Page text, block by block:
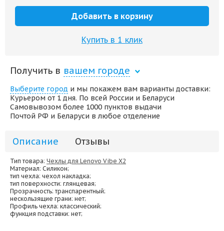
Добавить в корзину
Купить в 1 клик
Получить в вашем городе
Выберите город и мы покажем вам варианты доставки:
Курьером от 1 дня. По всей России и Беларуси
Самовывозом более 1000 пунктов выдачи
Почтой РФ и Беларуси в любое отделение
Описание Отзывы
Тип товара: Чехлы для Lenovo Vibe X2
Материал: Силикон;
тип чехла: чехол накладка;
тип поверхности: глянцевая;
Прозрачность: транспарентный;
нескользящие грани: нет;
Профиль чехла: классический;
функция подставки: нет;